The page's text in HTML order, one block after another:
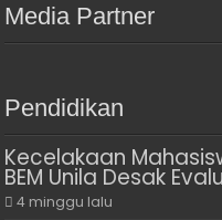
Media Partner
Pendidikan
Kecelakaan
BEM Unila Desak
4 minggu lalu